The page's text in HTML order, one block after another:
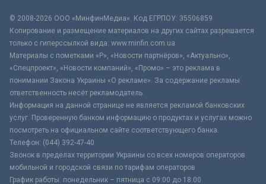
© 2008-2026 ООО «МинфинМедиа». Код ЕГРПОУ: 35506859
Копирование и размещение материалов на других сайтах разрешается
только с гиперссылкой вида: www.minfin.com.ua
Материалы с пометками «Р», «Новости партнёров», «Актуально»,
«Спецпроект», «Новости компаний», «Промо» – это реклама в
понимании Закона Украины «О рекламе». За содержание рекламы
ответственность несёт рекламодатель.
Информация на данной странице не является рекламой банковских
услуг. Проверенную банком информацию о продуктах и услугах можно
посмотреть на официальном сайте соответствующего банка.
Телефон: (044) 392-47-40
Звонок в пределах территории Украины со всех номеров операторов
мобильной и городской связи по тарифам операторов
График работы: понедельник – пятница с 09:00 до 18:00